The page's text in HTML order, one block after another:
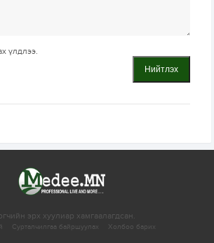
үлдлээ.
Нийтлэх
эрх хуулиар хамгаалагдсан.
Сурталчилгаа байршуулах Холбоо барих